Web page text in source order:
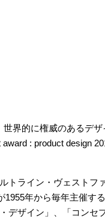
界的に権威のあるデザ
: product design
トライン・ヴェストフ
年から毎年主催す
デザイン」、「コンセ